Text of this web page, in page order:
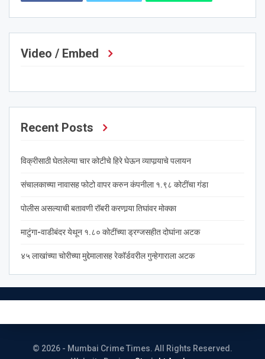
Video / Embed
Recent Posts
विक्रीसाठी घेतलेल्या चार कोटीचे हिरे घेऊन व्यापार्‍याचे पलायन
संचालकाच्या नावासह फोटो वापर करुन कंपनीला १.९८ कोटींचा गंडा
पोलीस असल्याची बतावणी रॉबरी करणार्‍या तिघांवर मोक्का
माटुंगा-वाडीबंदर येथून १.८० कोटींच्या ड्रग्जसहीत दोघांना अटक
४५ लाखांच्या चोरीच्या मुद्देमालासह रेकॉर्डवरील गुन्हेगाराला अटक
© 2026 - Mumbai Crime Times. All Rights Reserved.